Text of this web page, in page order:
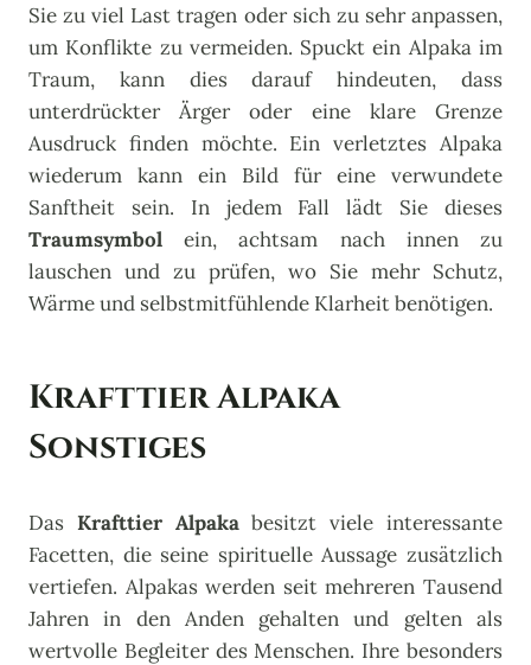
Sie zu viel Last tragen oder sich zu sehr anpassen,
um Konflikte zu vermeiden. Spuckt ein Alpaka im
Traum, kann dies darauf hindeuten, dass
unterdrückter Ärger oder eine klare Grenze
Ausdruck finden möchte. Ein verletztes Alpaka
wiederum kann ein Bild für eine verwundete
Sanftheit sein. In jedem Fall lädt Sie dieses
Traumsymbol ein, achtsam nach innen zu
lauschen und zu prüfen, wo Sie mehr Schutz,
Wärme und selbstmitfühlende Klarheit benötigen.
Krafttier Alpaka
Sonstiges
Das Krafttier Alpakabesitzt viele interessante
Facetten, die seine spirituelle Aussage zusätzlich
vertiefen. Alpakas werden seit mehreren Tausend
Jahren in den Anden gehalten und gelten als
wertvolle Begleiter des Menschen. Ihre besonders